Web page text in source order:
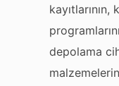
depolama